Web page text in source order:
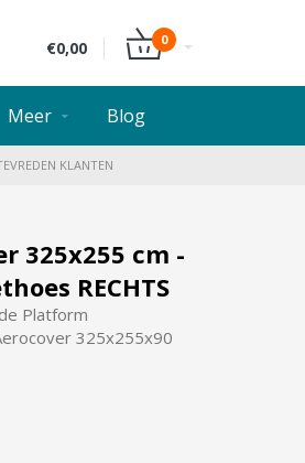
€0,00 0
Meer Blog
KLANTEN
325x255 cm -
RECHTS
Platform
325x255x90